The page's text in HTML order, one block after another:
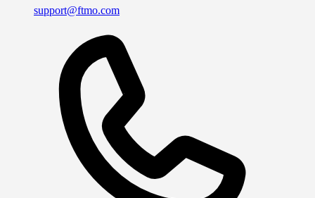
support@ftmo.com